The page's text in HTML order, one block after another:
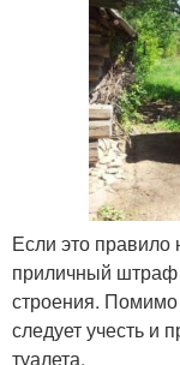
Если это правило
приличный штраф
строения.
следует учесть и
туалета.